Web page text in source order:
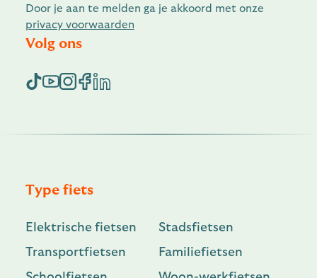
Door je aan te melden ga je akkoord met onze
privacy voorwaarden
Volg ons
Type fiets
Elektrische fietsen
Stadsfietsen
Transportfietsen
Familiefietsen